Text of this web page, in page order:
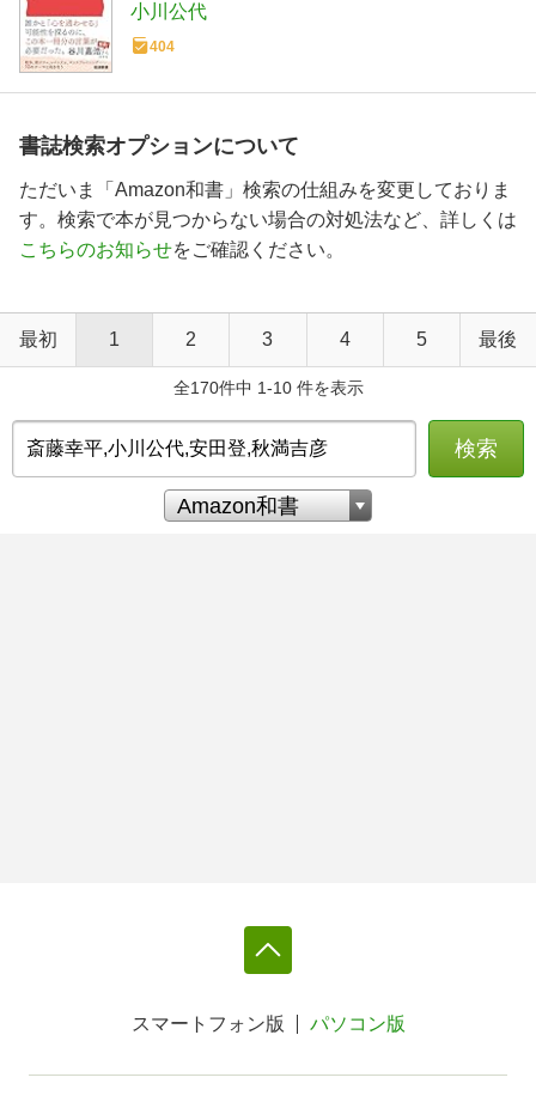
小川公代
404
書誌検索オプションについて
ただいま「Amazon和書」検索の仕組みを変更しておりま
す。検索で本が見つからない場合の対処法など、詳しくは
こちらのお知らせをご確認ください。
最初 1 2 3 4 5 最後
全170件中 1-10 件を表示
検索
スマートフォン版 パソコン版